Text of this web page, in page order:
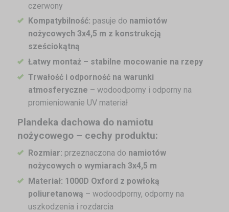
czerwony
Kompatybilność: pasuje do namiotów
nożycowych 3x4,5 m z konstrukcją
sześciokątną
Łatwy montaż – stabilne mocowanie na rzepy
Trwałość i odporność na warunki
atmosferyczne – wodoodporny i odporny na
promieniowanie UV materiał
Plandeka dachowa do namiotu
nożycowego – cechy produktu:
Rozmiar: przeznaczona do namiotów
nożycowych o wymiarach 3x4,5 m
Materiał: 1000D Oxford z powłoką
poliuretanową – wodoodporny, odporny na
uszkodzenia i rozdarcia